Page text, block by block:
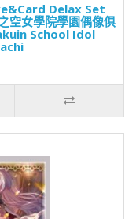
Delax Set
空女學院學園偶像俱
School Idol